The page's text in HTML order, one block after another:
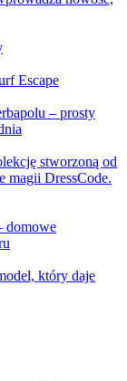
Escape
– prosty
stworzoną od
magii DressCode.
domowe
który daje